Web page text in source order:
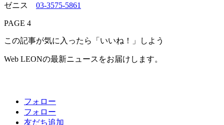
ゼニス 03-3575-5861
PAGE 4
この記事が気に入ったら「いいね！」しよう
Web LEONの最新ニュースをお届けします。
フォロー
フォロー
友だち追加